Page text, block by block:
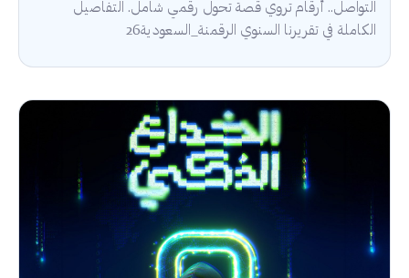
التواصل.. أرقام تروي قصة تحول رقمي شامل. التفاصيل
الكاملة في تقريرنا السنوي الرقمنة_السعودية26